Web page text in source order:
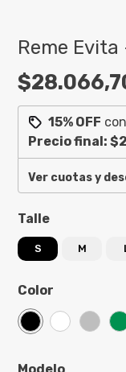
Reme
15% OFF con
Precio final:
Ver cuotas y
Talle
S M
Color
Modelo